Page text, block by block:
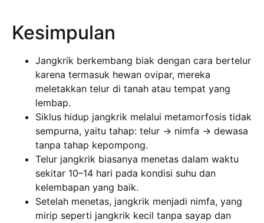
Kesimpulan
Jangkrik berkembang biak dengan cara bertelur
karena termasuk hewan ovipar, mereka
meletakkan telur di tanah atau tempat yang
lembap.
Siklus hidup jangkrik melalui metamorfosis tidak
sempurna, yaitu tahap: telur → nimfa → dewasa
tanpa tahap kepompong.
Telur jangkrik biasanya menetas dalam waktu
sekitar 10–14 hari pada kondisi suhu dan
kelembapan yang baik.
Setelah menetas, jangkrik menjadi nimfa, yang
mirip seperti jangkrik kecil tanpa sayap dan